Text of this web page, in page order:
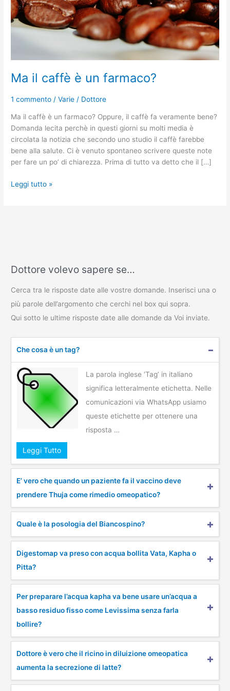
Ma il caffè è un farmaco?
1 commento /Varie / Dottore
Ma il caffè è un farmaco? Oppure, il caffè fa veramente bene?
Domanda lecita perchè in questi giorni su molti media è
circolata la notizia che secondo uno studio il caffè farebbe
bene alla salute. Ci è venuto spontaneo scrivere queste note
per fare un po’ di chiarezza. Prima di tutto va detto che il […]
Leggi tutto »
Dottore volevo sapere se…
Cerca tra le risposte date alle vostre domande. Inserisci una o
più parole dell’argomento che cerchi nel box qui sopra.
Qui sotto le ultime risposte date alle domande da Voi inviate.
Che cosa è un tag?
La parola inglese ‘Tag’ in italiano
significa letteralmente etichetta. Nelle
comunicazioni via WhatsApp usiamo
queste etichette per ottenere una
risposta …
Leggi Tutto
E’ vero che quando un paziente fa il vaccino deve
prendere Thuja come rimedio omeopatico?
Quale è la posologia del Biancospino?
Digestomap va preso con acqua bollita Vata, Kapha o
Pitta?
Per preparare l’acqua kapha va bene usare un’acqua a
basso residuo fisso come Levissima senza farla
bollire?
Dottore è vero che il ricino in diluizione omeopatica
aumenta la secrezione di latte?